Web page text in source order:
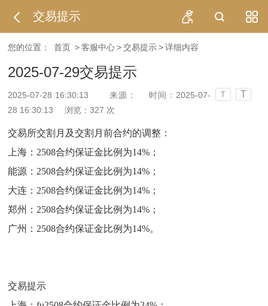
交易提示
您的位置： 首页 > 客服中心 > 交易提示 > 详细内容
2025-07-29交易提示
2025-07-28 16:30:13 T T
来源：
时间：2025-07-
28 16:30:13
浏览：327 次
交易所交割月及交割月前合约的调整：
上海：2508合约保证金比例为14%；
能源：2508合约保证金比例为14%；
大连：2508合约保证金比例为14%；
郑州：2508合约保证金比例为14%；
广州：2508合约保证金比例为14%。
交易提示